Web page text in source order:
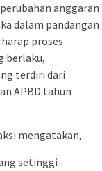
anggaran
dalam pandangan
proses
berlaku,
terdiri dari
APBD tahun
mengatakan,
setinggi-